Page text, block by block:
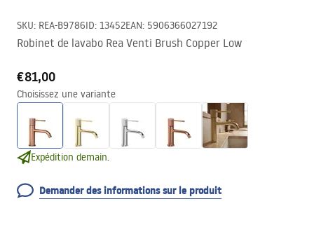
SKU: REA-B9786ID: 13452EAN: 5906366027192
Robinet de lavabo Rea Venti Brush Copper Low
€81,00
Choisissez une variante
Expédition demain.
Demander des informations sur le produit